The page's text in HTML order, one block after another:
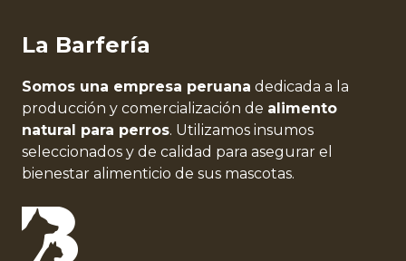
La Barfería
Somos una empresa peruana dedicada a la
producción y comercialización de alimento
natural para perros. Utilizamos insumos
seleccionados y de calidad para asegurar el
bienestar alimenticio de sus mascotas.